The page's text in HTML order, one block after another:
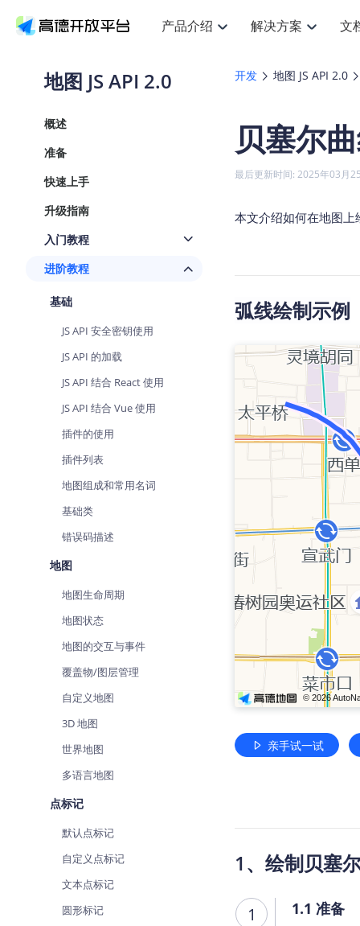
产品介绍
产品介绍
查看全部文档
搜索定位
位置、周边、行政区、ID等查询接口
Android iOS
基于LBS的定位服务
Android
位置名称与经纬度之间转换服务
虚拟空间围栏服务
查询目标区域当前/未来天气
通过基站、Wifi获取位置信息
导航
轻松
提供
货
专业
智
智能
提供
公
查询
交
查询
解决方案
解决方案 提供LBS领域的Agent解决方案
提供智能守护与运动出行解决方案
智能眼镜实时导航及智慧出行解决方案
合规精确的两轮车场景导航
文
文档与支持
服务支持
查看全部文档
Web高级服务API
JS
数据可视化
地铁图 JS
定价
产品定价
产品定价 产品
企业智图
Android定位
Android定位
JS API提供
地图 JS API 2.0
概述
准备
快速上手
升级指南
入门教程
进阶教程
基础
JS API 安全密钥使用
JS API 的加载
JS API 结合 React 使用
JS API 结合 Vue 使用
插件的使用
插件列表
地图组成和常用名词
基础类
错误码描述
地图
地图生命周期
地图状态
地图的交互与事件
覆盖物/图层管理
自定义地图
3D 地图
世界地图
多语言地图
点标记
默认点标记
自定义点标记
文本点标记
圆形标记
开发 地图 JS API 2.0
贝塞尔
最后更新时间: 2025年03月
本文介绍如何在地图
弧线绘制示例
亲手试一试
1、绘制贝塞
1 1.1 准备